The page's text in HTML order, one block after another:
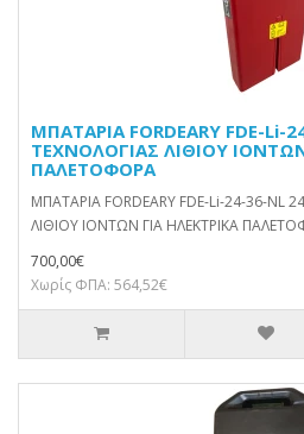
ΜΠΑΤΑΡΙΑ FORDEARY FDE-Li-
ΤΕΧΝΟΛΟΓΙΑΣ ΛΙΘΙΟΥ
ΠΑΛΕΤΟΦΟΡΑ
ΜΠΑΤΑΡΙΑ FORDEARY FDE-Li-24-36-NL
ΛΙΘΙΟΥ ΙΟΝΤΩΝ ΓΙΑ ΗΛΕΚΤΡΙΚΑ
700,00€
Χωρίς ΦΠΑ: 564,52€